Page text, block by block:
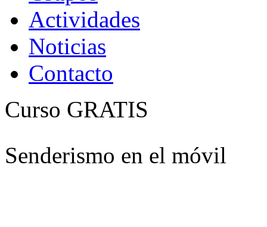
Actividades
Noticias
Contacto
Curso GRATIS
Senderismo en el móvil